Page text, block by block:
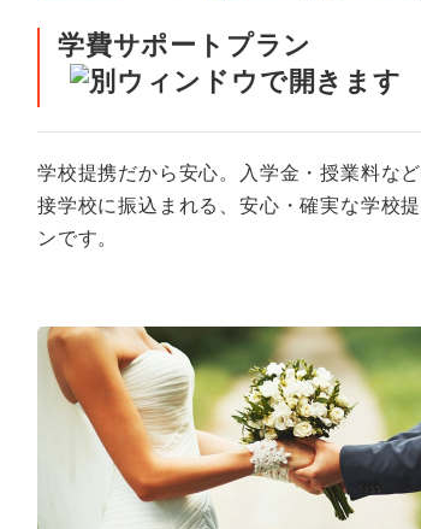
学費サポートプラン
学校提携だから安心。入学金・授業料な
接学校に振込まれる、安心・確実な学校
ンです。